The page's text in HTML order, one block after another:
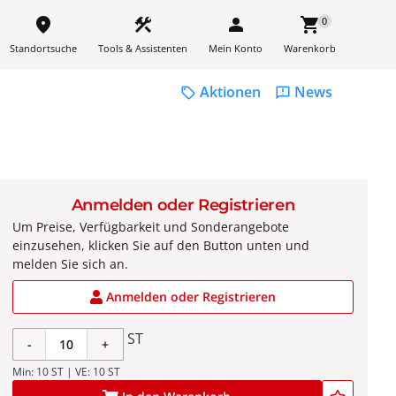
place
Standortsuche
construction
Tools & Assistenten
person
Mein Konto
shopping_cart0
Warenkorb
sell Aktionen feedback News
Anmelden oder Registrieren
Um Preise, Verfügbarkeit und Sonderangebote
einzusehen, klicken Sie auf den Button unten und
melden Sie sich an.
Anmelden oder Registrieren
- + ST
Min: 10 ST | VE: 10 ST